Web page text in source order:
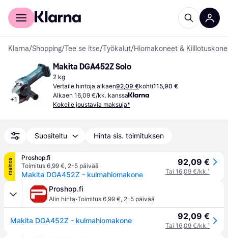
Kuluttajille
Klarna/Shopping/Tee se itse/Työkalut/Hiomakoneet &
+1
Makita DGA452Z Solo
2 kg
Vertaile hintoja alkaen92,09 €kohti115,90 €
Alkaen 16,09 €/kk. kanssa
Kokeile joustavia maksuja*
Suositeltu Hinta sis. toimituksen
mainos
Proshop.fi
Toimitus 6,99 €, 2-5 päivää
Makita DGA452Z - kulmahiomakone
92,09 €
Tai 16,09 €/kk.¹
Proshop.fi
Alin hinta·Toimitus 6,99 €, 2-5 päivää
Makita DGA452Z - kulmahiomakone 92,09 €
Tai 16,09 €/kk.¹